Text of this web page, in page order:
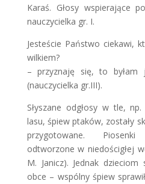
Karaś. Głosy wspierające
nauczycielka gr. I.
Jesteście Państwo ciekawi,
wilkiem?
– przyznaję się, to byłam
(nauczycielka gr.III).
Słyszane odgłosy w tle,
lasu, śpiew ptaków, zostały
przygotowane.
odtworzone w niedościgłej
M. Janicz). Jednak dzieciom
obce – wspólny śpiew